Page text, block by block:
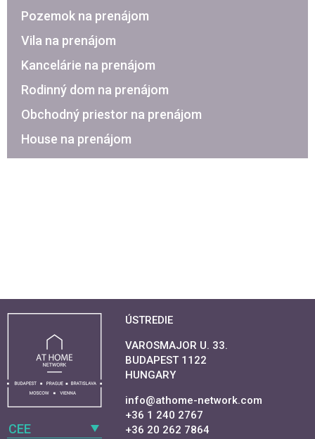
Pozemok na prenájom
Vila na prenájom
Kancelárie na prenájom
Rodinný dom na prenájom
Obchodný priestor na prenájom
House na prenájom
CEE
ÚSTREDIE
VAROSMAJOR U. 33.
BUDAPEST 1122
HUNGARY
info@athome-network.com
+36 1 240 2767
+36 20 262 7864